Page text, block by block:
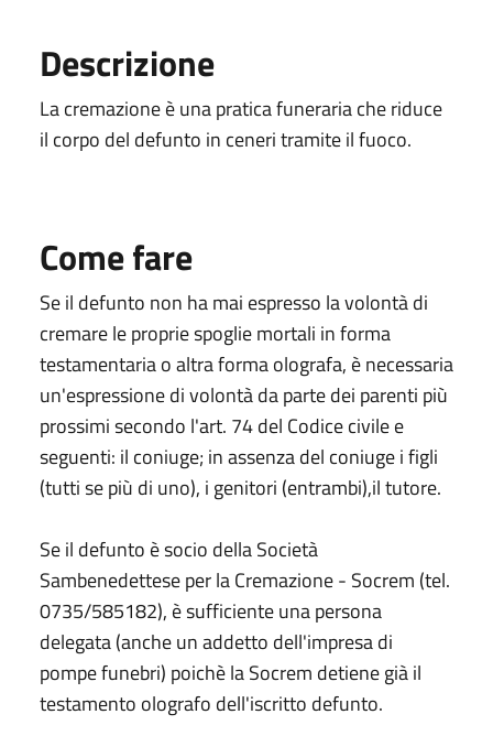
Descrizione
La cremazione è unapratica funeraria che riduce
il corpo del defunto in ceneri tramite il fuoco.
Come fare
Se il defunto non ha mai espresso la volontà di
cremare le proprie spoglie mortali in forma
testamentaria o altra forma olografa, è necessaria
un'espressione di volontà da parte dei parenti più
prossimi secondo l'art. 74 del Codice civile e
seguenti: il coniuge; in assenza del coniuge i figli
(tutti se più di uno), i genitori (entrambi),il tutore.
Se il defunto è socio della Società
Sambenedettese per la Cremazione - Socrem (tel.
0735/585182), è sufficiente una persona
delegata (anche un addetto dell'impresa di
pompe funebri) poichè la Socrem detiene già il
testamento olografo dell'iscritto defunto.